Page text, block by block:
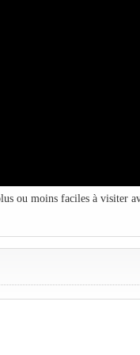
ou moins faciles à visiter